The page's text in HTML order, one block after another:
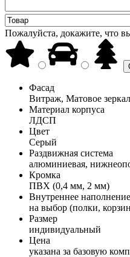
Пожалуйста, докажите, что
Фасад
Витраж, Матовое
Материал корпуса
ЛДСП
Цвет
Серый
Раздвижная система
алюминиевая,
Кромка
ПВХ (0,4 мм, 2 мм)
Внутреннее наполнение
на выбор (полки,
Размер
индивидуальный
Цена
указана за базовую